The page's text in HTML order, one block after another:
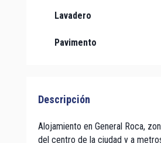
Lavadero
Pavimento
Descripción
Alojamiento en General Roca,
del centro de la ciudad y a